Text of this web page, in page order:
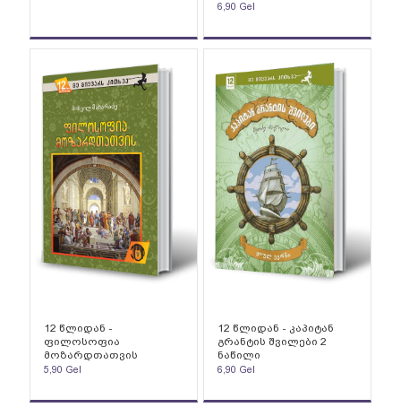
6,90 Gel
12 წლიდან -
ფილოსოფია
მოზარდთათვის
5,90 Gel
12 წლიდან - კაპიტან
გრანტის შვილები 2
ნაწილი
6,90 Gel